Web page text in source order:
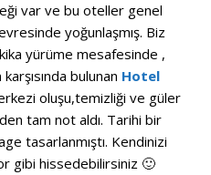
var ve bu oteller genel
yoğunlaşmış. Biz
yürüme mesafesinde ,
bulunan Hotel
oluşu,temizliği ve güler
tam not aldı. Tarihi bir
tasarlanmıştı. Kendinizi
gibi hissedebilirsiniz 🙂